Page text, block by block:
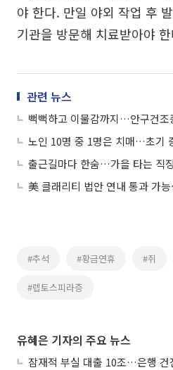
야 한다. 만일 야외 작업 후
기관을 방문해 치료받아야
관련 뉴스
뻑뻑하고 이물감까지…안구건조
노인 10명 중 1명은 치매…초기
출근길마다 한숨…가을 타는 직
#추석 #황금연휴 #쥐
#렙토스피라증
유혜은 기자의 주요 뉴스
잠재적 부실 대출 10조…은행